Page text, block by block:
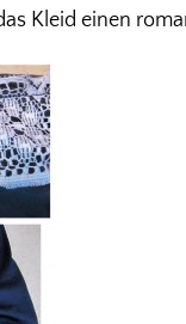
Kleid einen